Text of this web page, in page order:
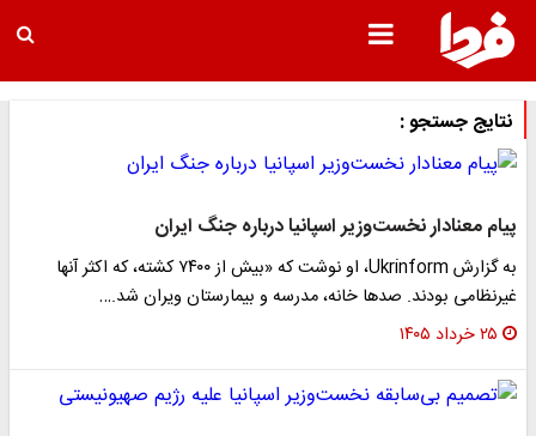
نتایج جستجو :
پیام معنادار نخست‌وزیر اسپانیا درباره جنگ ایران
به گزارش Ukrinform، او نوشت که «بیش از ۷۴۰۰ کشته، که اکثر آنها
غیرنظامی بودند. صدها خانه، مدرسه و بیمارستان ویران شد.…
۲۵ خرداد ۱۴۰۵